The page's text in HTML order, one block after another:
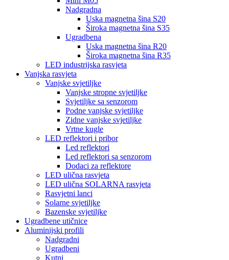
Nadgradna
Uska magnetna šina S20
Široka magnetna šina S35
Ugradbena
Uska magnetna šina R20
Široka magnetna šina R35
LED industrijska rasvjeta
Vanjska rasvjeta
Vanjske svjetiljke
Vanjske stropne svjetiljke
Svjetiljke sa senzorom
Podne vanjske svjetiljke
Zidne vanjske svjetiljke
Vrtne kugle
LED reflektori i pribor
Led reflektori
Led reflektori sa senzorom
Dodaci za reflektore
LED ulična rasvjeta
LED ulična SOLARNA rasvjeta
Rasvjetni lanci
Solarne svjetiljke
Bazenske svjetiljke
Ugradbene utičnice
Aluminijski profili
Nadgradni
Ugradbeni
Kutni